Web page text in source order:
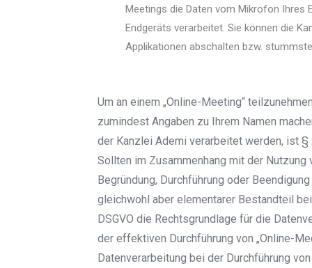
Meetings die Daten vom Mikrofon Ihres
Endgeräts verarbeitet. Sie können die
Applikationen abschalten bzw.
Um an einem „Online-Meeting“
zumindest Angaben zu Ihrem Namen
der Kanzlei Ademi verarbeitet werden, ist
Sollten im Zusammenhang mit der
Begründung, Durchführung oder
gleichwohl aber elementarer Bestandteil
DSGVO die Rechtsgrundlage für die
der effektiven Durchführung von „Online-
Datenverarbeitung bei der Durchführung